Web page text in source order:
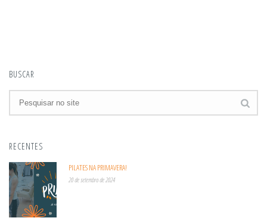
BUSCAR
RECENTES
PILATES NA PRIMAVERA!
20 de setembro de 2024